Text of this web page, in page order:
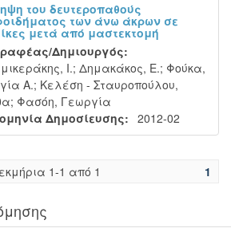
του δευτεροπαθούς
των άνω άκρων σε
μετά από μαστεκτομή
Δημιουργός:
Ι.; Δημακάκος, Ε.; Φούκα,
Α.; Κελέση - Σταυροπούλου,
; Φασόη, Γεωργία
Δημοσίευσης:
2012-02
1-1 από 1 1